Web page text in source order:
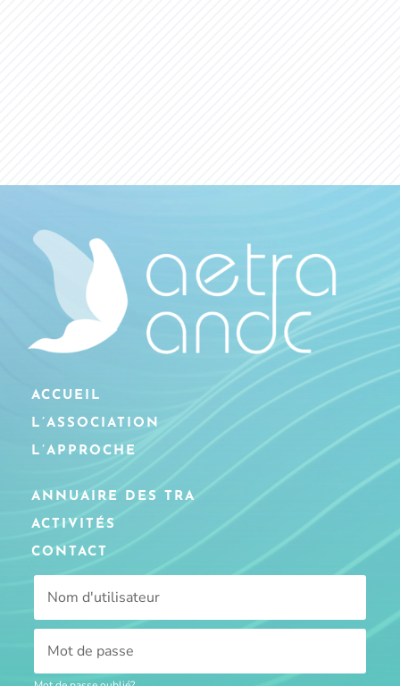
ACCUEIL
L’ASSOCIATION
L’APPROCHE
ANNUAIRE DES TRA
ACTIVITÉS
CONTACT